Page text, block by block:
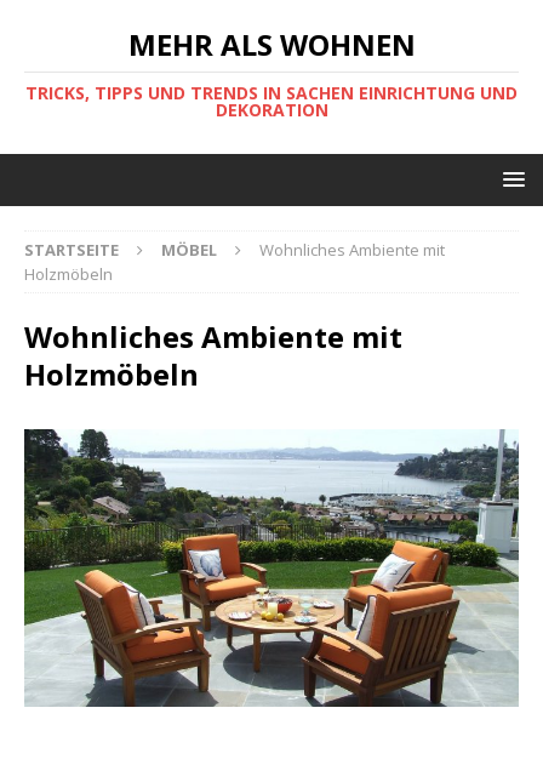
MEHR ALS WOHNEN
TRICKS, TIPPS UND TRENDS IN SACHEN EINRICHTUNG UND
DEKORATION
STARTSEITE MÖBEL
Wohnliches Ambiente mit
Holzmöbeln
Wohnliches Ambiente mit
Holzmöbeln